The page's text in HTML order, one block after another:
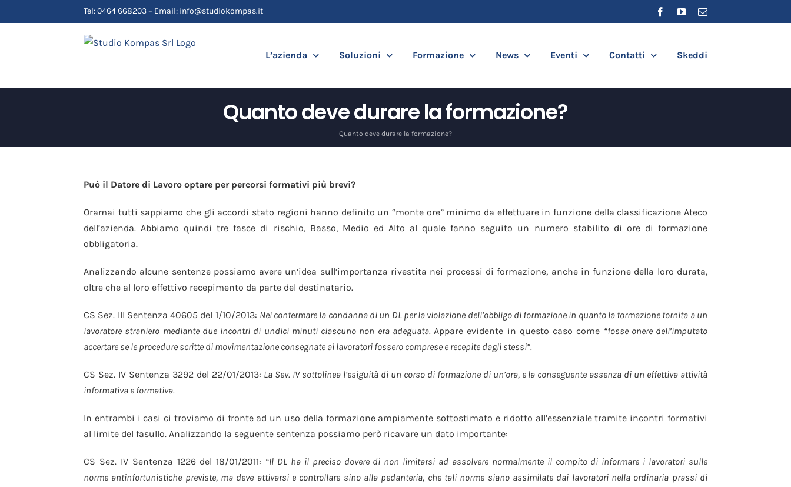
al
Tel: 0464 668203 – Email: info@studiokompas.it FacebookYouTubeEmail
L’azienda Soluzioni Formazione News Eventi Contatti Skeddi
Quanto deve durare la formazione?
Quanto deve durare la formazione?
Può il Datore di Lavoro optare per percorsi formativi più brevi?
Oramai tutti sappiamo che gli accordi stato regioni hanno definito un “monte ore” minimo da effettuare in funzione della classificazione Ateco
dell’azienda. Abbiamo quindi tre fasce di rischio, Basso, Medio ed Alto al quale fanno seguito un numero stabilito di ore di formazione
obbligatoria.
Analizzando alcune sentenze possiamo avere un’idea sull’importanza rivestita nei processi di formazione, anche in funzione della loro durata,
oltre che al loro effettivo recepimento da parte del destinatario.
CS Sez. III Sentenza 40605 del 1/10/2013: Nel confermare la condanna di un DL per la violazione dell’obbligo di formazione in quanto la formazione fornita a un
lavoratore straniero mediante due incontri di undici minuti ciascuno non era adeguata. Appare evidente in questo caso come “fosse onere dell’imputato
accertare se le procedure scritte di movimentazione consegnate ai lavoratori fossero comprese e recepite dagli stessi”.
CS Sez. IV Sentenza 3292 del 22/01/2013: La Sev. IV sottolinea l’esiguità di un corso di formazione di un’ora, e la conseguente assenza di un effettiva attività
informativa e formativa.
In entrambi i casi ci troviamo di fronte ad un uso della formazione ampiamente sottostimato e ridotto all’essenziale tramite incontri formativi
al limite del fasullo. Analizzando la seguente sentenza possiamo però ricavare un dato importante:
CS Sez. IV Sentenza 1226 del 18/01/2011: “Il DL ha il preciso dovere di non limitarsi ad assolvere normalmente il compito di informare i lavoratori sulle
norme antinfortunistiche previste, ma deve attivarsi e controllare sino alla pedanteria, che tali norme siano assimilate dai lavoratori nella ordinaria prassi di